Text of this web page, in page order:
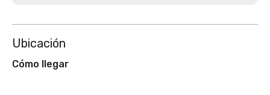
Ubicación
Cómo llegar